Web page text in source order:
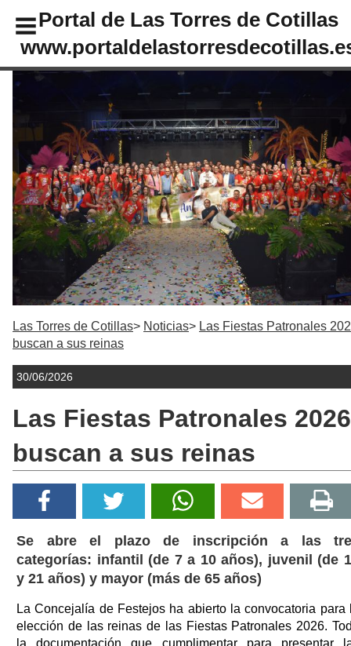
Portal de Las Torres de Cotillas
Las Torres de Cotillas Noticias
Las Fiestas Patronales
buscan a sus reinas
30/06/2026
Las Fiestas Patronales 2026
buscan a sus reinas
Se abre el plazo de inscripción a las
categorías: infantil (de 7 a 10 años), juvenil (de
y 21 años) y mayor (más de 65 años)
La Concejalía de Festejos ha abierto la convocatoria para
elección de las reinas de las Fiestas Patronales 2026.
la documentación que cumplimentar para presentar